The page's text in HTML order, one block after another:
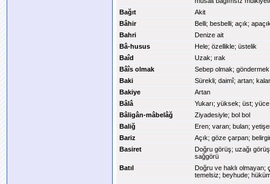
Bağıt
Akit
Bâhir
Belli; besbelli; açık;
Bahri
Denize ait
Bâ-husus
Hele; özellikle; üstelik
Baîd
Uzak; ırak
Bâîs olmak
Sebep olmak;
Baki
Sürekli; daimî; artan;
Bakiye
Artan
Bâlâ
Yukarı; yüksek; üst; yüce
Bâligân-mâbelâğ
Ziyadesiyle; bol bol
Baliğ
Eren; varan; bulan;
Bariz
Açık; göze çarpan;
Basiret
Doğru görüş; uzağı
sağgörü
Batıl
Doğru ve haklı
temelsiz; beyhude;